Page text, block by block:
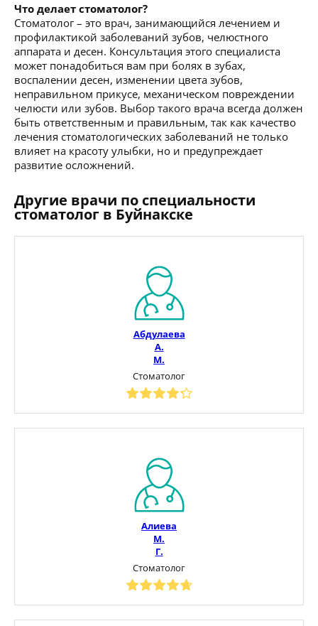
Что делает стоматолог?
Стоматолог – это врач, занимающийся лечением и
профилактикой заболеваний зубов, челюстного
аппарата и десен. Консультация этого специалиста
может понадобиться вам при болях в зубах,
воспалении десен, изменении цвета зубов,
неправильном прикусе, механическом повреждении
челюсти или зубов. Выбор такого врача всегда должен
быть ответственным и правильным, так как качество
лечения стоматологических заболеваний не только
влияет на красоту улыбки, но и предупреждает
развитие осложнений.
Другие врачи по специальности
стоматолог в Буйнакске
Абдулаева
А.
М.
Стоматолог
Алиева
М.
Г.
Стоматолог